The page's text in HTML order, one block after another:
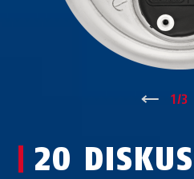
1/3
20 DISKUS